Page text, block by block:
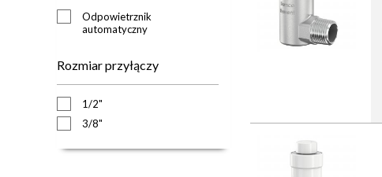
Odpowietrznik
automatyczny
Rozmiar przyłączy
1/2"
3/8"